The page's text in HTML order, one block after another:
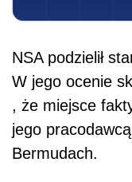
NSA podzielił
W jego ocenie
, że miejsce
jego
Bermudach.